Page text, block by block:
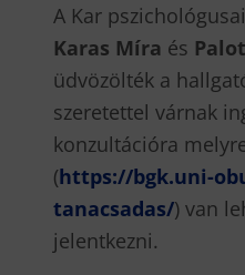
A Kar
Karas Míra és
üdvözölték a
szeretettel várnak
konzultációra
(https://bgk.uni-
tanacsadas/) van
jelentkezni.